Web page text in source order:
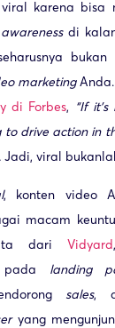
karena bisa
di
bukan
marketing
di Forbes, “If
to drive action in
Jadi, viral
, konten video
macam
dariVidyard
pada landing
sales,
yang